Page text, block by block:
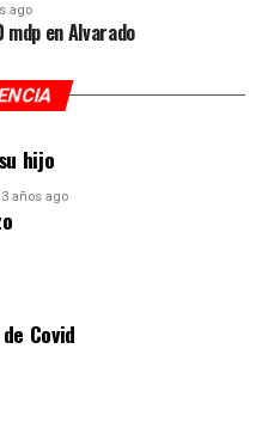
ago
en Alvarado
hijo
3 años ago
Covid